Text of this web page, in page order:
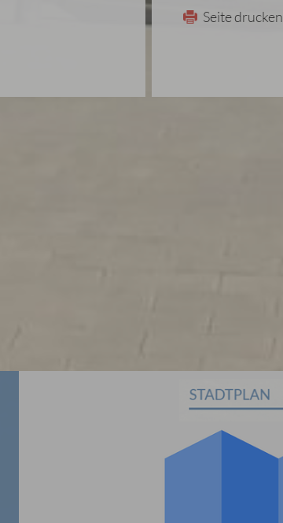
Seite drucken